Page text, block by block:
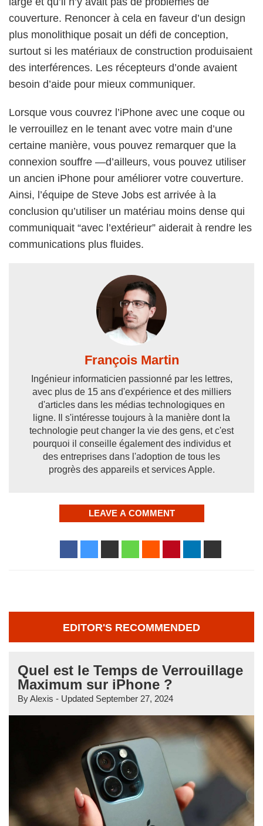
couverture. Renoncer à cela en faveur d’un design
plus monolithique posait un défi de conception,
surtout si les matériaux de construction produisaient
des interférences. Les récepteurs d’onde avaient
besoin d’aide pour mieux communiquer.
Lorsque vous couvrez l’iPhone avec une coque ou
le verrouillez en le tenant avec votre main d’une
certaine manière, vous pouvez remarquer que la
connexion souffre —d’ailleurs, vous pouvez utiliser
un ancien iPhone pour améliorer votre couverture.
Ainsi, l’équipe de Steve Jobs est arrivée à la
conclusion qu’utiliser un matériau moins dense qui
communiquait “avec l’extérieur” aiderait à rendre les
communications plus fluides.
François Martin
Ingénieur informaticien passionné par les lettres,
avec plus de 15 ans d'expérience et des milliers
d'articles dans les médias technologiques en
ligne. Il s'intéresse toujours à la manière dont la
technologie peut changer la vie des gens, et c'est
pourquoi il conseille également des individus et
des entreprises dans l'adoption de tous les
progrès des appareils et services Apple.
LEAVE A COMMENT
EDITOR'S RECOMMENDED
Quel est le Temps de Verrouillage
Maximum sur iPhone ?
ByAlexis - Updated September 27, 2024